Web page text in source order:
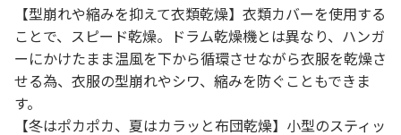
【型崩れや縮みを抑えて衣類乾燥】衣類カバーを使用する
ことで、スピード乾燥。ドラム乾燥機とは異なり、ハンガ
ーにかけたまま温風を下から循環させながら衣服を乾燥さ
せる為、衣服の型崩れやシワ、縮みを防ぐこともできま
す。
【冬はポカポカ、夏はカラッと布団乾燥】小型のスティッ